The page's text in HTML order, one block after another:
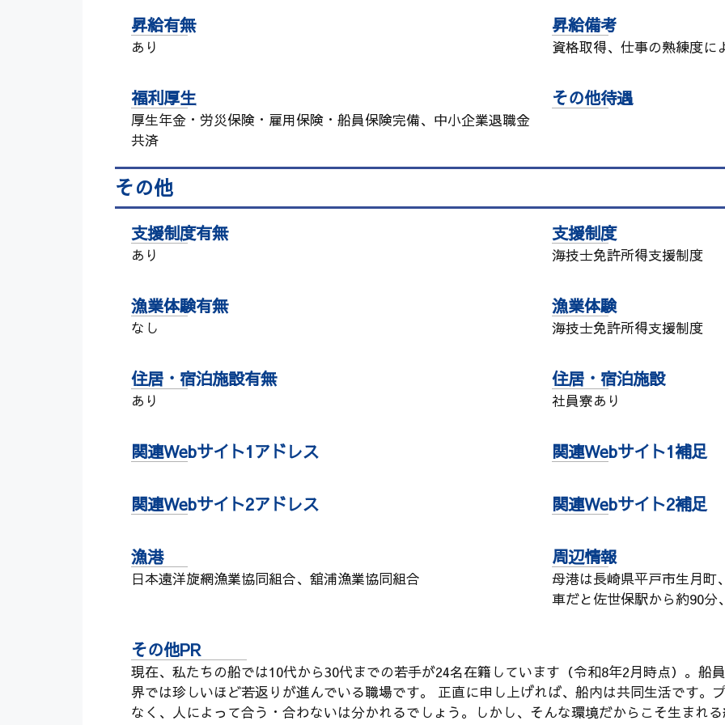
昇給有無
あり
昇給備考
資格取得、仕事の熟練度に
福利厚生
厚生年金・労災保険・雇用保険・船員保険完備、中小企業退職金
共済
その他待遇
その他
支援制度有無
あり
支援制度
海技士免許所得支援制度
漁業体験有無
なし
漁業体験
海技士免許所得支援制度
住居・宿泊施設有無
あり
住居・宿泊施設
社員寮あり
関連Webサイト1アドレス 関連Webサイト1補足
関連Webサイト2アドレス 関連Webサイト2補足
漁港
日本遠洋旋網漁業協同組合、舘浦漁業協同組合
周辺情報
母港は長崎県平戸市生月町
車だと佐世保駅から約90分
その他PR
現在、私たちの船では10代から30代までの若手が24名在籍しています（令和8年2月時点）。船
界では珍しいほど若返りが進んでいる職場です。 正直に申し上げれば、船内は共同生活です。
なく、人によって合う・合わないは分かれるでしょう。しかし、そんな環境だからこそ生まれ